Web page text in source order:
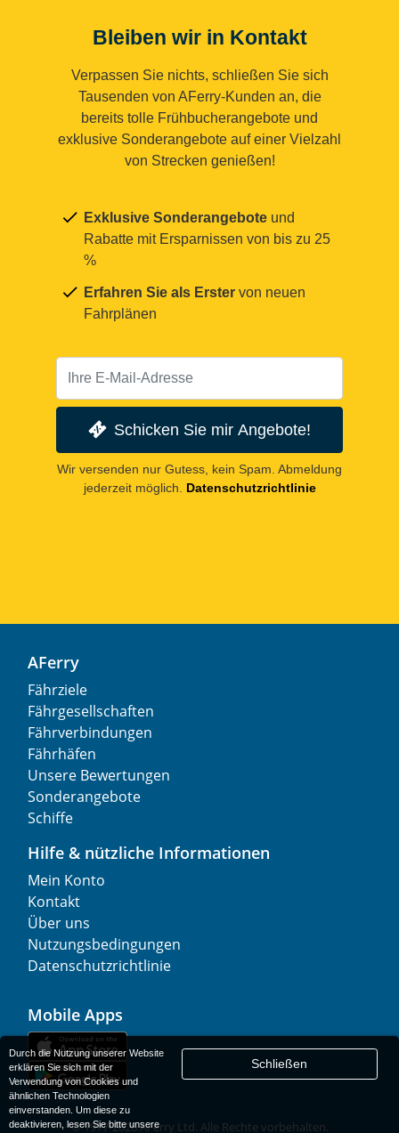
Bleiben wir in Kontakt
Verpassen Sie nichts, schließen Sie sich
Tausenden von AFerry-Kunden an, die
bereits tolle Frühbucherangebote und
exklusive Sonderangebote auf einer Vielzahl
von Strecken genießen!
Exklusive Sonderangebote und
Rabatte mit Ersparnissen von bis zu 25
%
Erfahren Sie als Erster von neuen
Fahrplänen
Schicken Sie mir Angebote!
Wir versenden nur Gutess, kein Spam. Abmeldung
jederzeit möglich.
Datenschutzrichtlinie
AFerry
Fährziele
Fährgesellschaften
Fährverbindungen
Fährhäfen
Unsere Bewertungen
Sonderangebote
Schiffe
Hilfe & nützliche Informationen
Mein Konto
Kontakt
Über uns
Nutzungsbedingungen
Datenschutzrichtlinie
Mobile Apps
© 1977-2026AFerry Ltd. Alle Rechte vorbehalten.
Durch die Nutzung unserer Website
erklären Sie sich mit der
Verwendung von Cookies und
ähnlichen Technologien
einverstanden. Um diese zu
deaktivieren, lesen Sie bitte unsere
Schließen